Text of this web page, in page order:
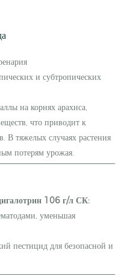
и субтропических
на корнях арахиса,
что приводит к
В тяжелых случаях растения
потерям урожая.
106 г/л СК:
уменьшая
пестицид для безопасной и